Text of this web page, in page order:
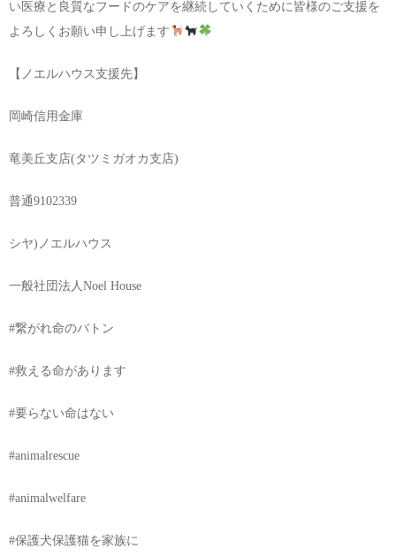
い医療と良質なフードのケアを継続していくために皆様のご支援を
よろしくお願い申し上げます
【ノエルハウス支援先】
岡崎信用金庫
竜美丘支店(タツミガオカ支店)
普通9102339
シヤ)ノエルハウス
一般社団法人Noel House
#繋がれ命のバトン
#救える命があります
#要らない命はない
#animalrescue
#animalwelfare
#保護犬保護猫を家族に